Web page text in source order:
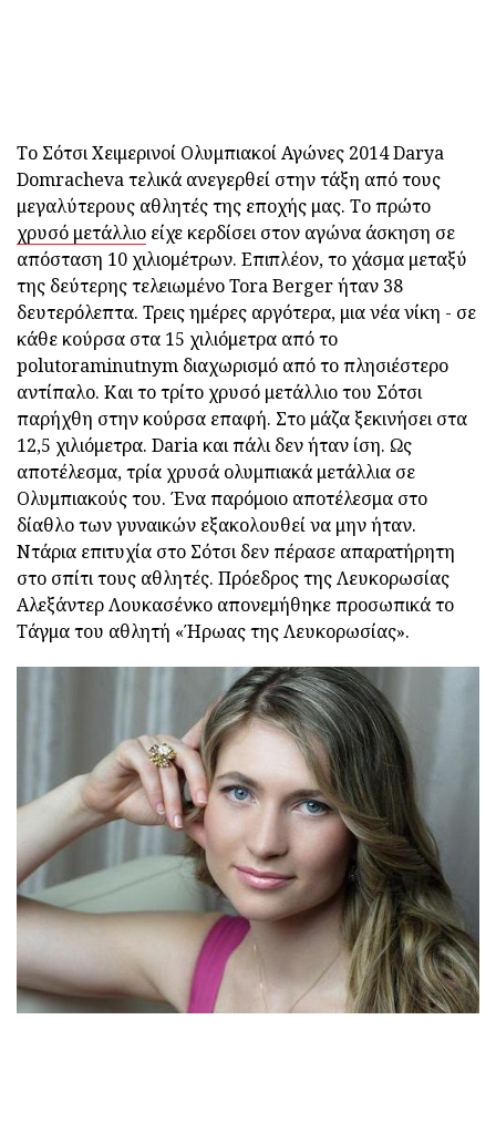
Το Σότσι Χειμερινοί Ολυμπιακοί Αγώνες 2014 Darya
Domracheva τελικά ανεγερθεί στην τάξη από τους
μεγαλύτερους αθλητές της εποχής μας. Το πρώτο
χρυσό μετάλλιο είχε κερδίσει στον αγώνα άσκηση σε
απόσταση 10 χιλιομέτρων. Επιπλέον, το χάσμα μεταξύ
της δεύτερης τελειωμένο Tora Berger ήταν 38
δευτερόλεπτα. Τρεις ημέρες αργότερα, μια νέα νίκη - σε
κάθε κούρσα στα 15 χιλιόμετρα από το
polutoraminutnym διαχωρισμό από το πλησιέστερο
αντίπαλο. Και το τρίτο χρυσό μετάλλιο του Σότσι
παρήχθη στην κούρσα επαφή. Στο μάζα ξεκινήσει στα
12,5 χιλιόμετρα. Daria και πάλι δεν ήταν ίση. Ως
αποτέλεσμα, τρία χρυσά ολυμπιακά μετάλλια σε
Ολυμπιακούς του. Ένα παρόμοιο αποτέλεσμα στο
δίαθλο των γυναικών εξακολουθεί να μην ήταν.
Ντάρια επιτυχία στο Σότσι δεν πέρασε απαρατήρητη
στο σπίτι τους αθλητές. Πρόεδρος της Λευκορωσίας
Αλεξάντερ Λουκασένκο απονεμήθηκε προσωπικά το
Τάγμα του αθλητή «Ήρωας της Λευκορωσίας».